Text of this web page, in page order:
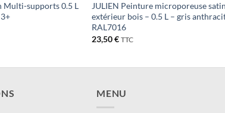
Multi-supports 0.5 L
JULIEN Peinture microporeuse
extérieur bois – 0.5 L – gris
RAL7016
23,50€ TTC
MENU